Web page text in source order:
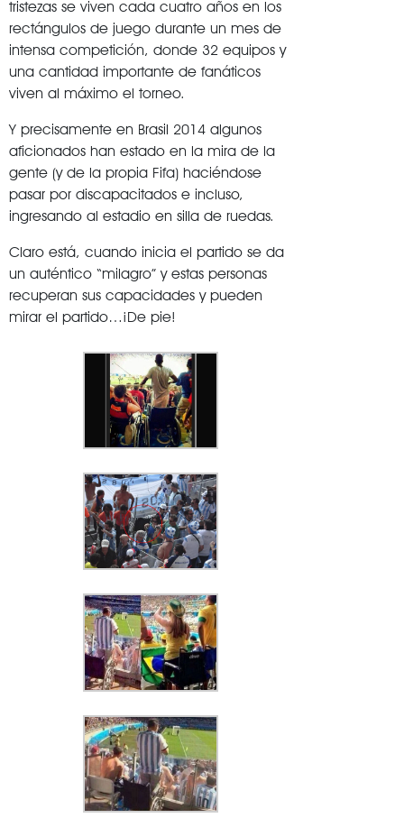
tristezas se viven cada cuatro años en los
rectángulos de juego durante un mes de
intensa competición, donde 32 equipos y
una cantidad importante de fanáticos
viven al máximo el torneo.
Y precisamente en Brasil 2014 algunos
aficionados han estado en la mira de la
gente (y de la propia Fifa) haciéndose
pasar por discapacitados e incluso,
ingresando al estadio en silla de ruedas.
Claro está, cuando inicia el partido se da
un auténtico “milagro” y estas personas
recuperan sus capacidades y pueden
mirar el partido…¡De pie!